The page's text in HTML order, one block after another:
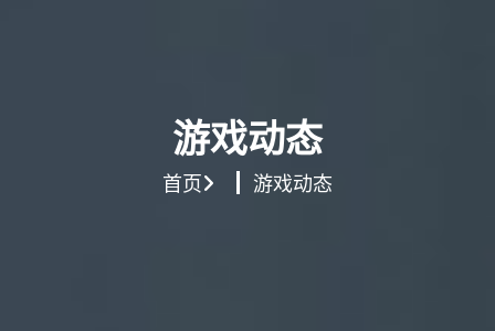
游戏动态
首页 游戏动态